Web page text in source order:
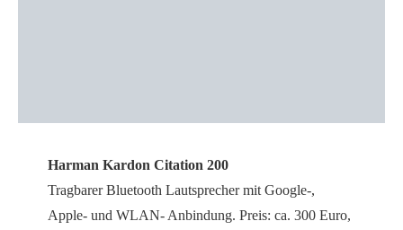
Harman Kardon Citation 200
Tragbarer Bluetooth Lautsprecher mit Google-,
Apple- und WLAN- Anbindung. Preis: ca. 300 Euro,